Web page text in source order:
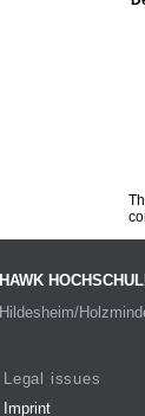
HAWK
Hildesheim/
Legal issues
Imprint